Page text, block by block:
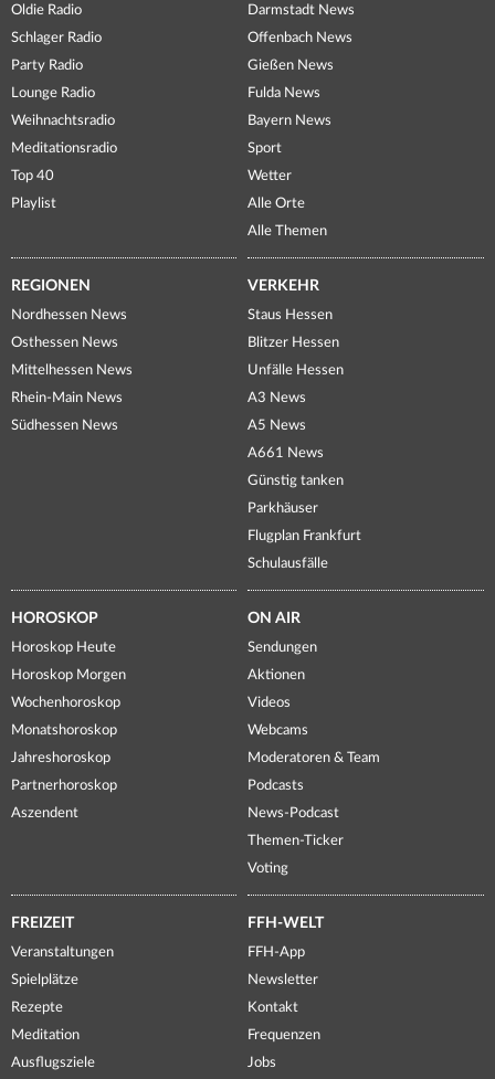
Oldie Radio
Schlager Radio
Party Radio
Lounge Radio
Weihnachtsradio
Meditationsradio
Top 40
Playlist
Darmstadt News
Offenbach News
Gießen News
Fulda News
Bayern News
Sport
Wetter
Alle Orte
Alle Themen
REGIONEN
Nordhessen News
Osthessen News
Mittelhessen News
Rhein-Main News
Südhessen News
VERKEHR
Staus Hessen
Blitzer Hessen
Unfälle Hessen
A3 News
A5 News
A661 News
Günstig tanken
Parkhäuser
Flugplan Frankfurt
Schulausfälle
HOROSKOP
Horoskop Heute
Horoskop Morgen
Wochenhoroskop
Monatshoroskop
Jahreshoroskop
Partnerhoroskop
Aszendent
ON AIR
Sendungen
Aktionen
Videos
Webcams
Moderatoren & Team
Podcasts
News-Podcast
Themen-Ticker
Voting
FREIZEIT
Veranstaltungen
Spielplätze
Rezepte
Meditation
Ausflugsziele
FFH-WELT
FFH-App
Newsletter
Kontakt
Frequenzen
Jobs